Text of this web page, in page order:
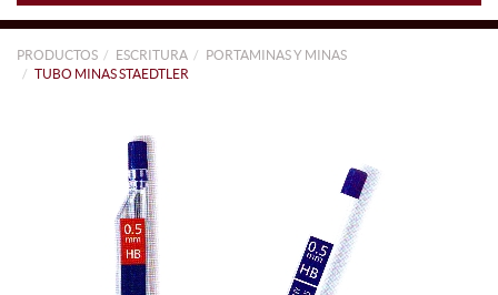
PRODUCTOS ESCRITURA
PORTAMINAS Y MINAS
TUBO MINAS STAEDTLER